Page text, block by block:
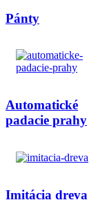
Pánty
Automatické
padacie prahy
Imitácia dreva